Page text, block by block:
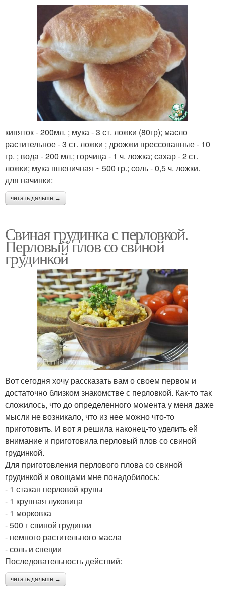
кипяток - 200мл. ; мука - 3 ст. ложки (80гр); масло
растительное - 3 ст. ложки ; дрожжи прессованные - 10
гр. ; вода - 200 мл.; горчица - 1 ч. ложка; сахар - 2 ст.
ложки; мука пшеничная ~ 500 гр.; соль - 0,5 ч. ложки.
для начинки:
читать дальше →
Свиная грудинка с перловкой.
Перловый плов со свиной
грудинкой
Вот сегодня хочу рассказать вам о своем первом и
достаточно близком знакомстве с перловкой. Как-то так
сложилось, что до определенного момента у меня даже
мысли не возникало, что из нее можно что-то
приготовить. И вот я решила наконец-то уделить ей
внимание и приготовила перловый плов со свиной
грудинкой.
Для приготовления перлового плова со свиной
грудинкой и овощами мне понадобилось:
- 1 стакан перловой крупы
- 1 крупная луковица
- 1 морковка
- 500 г свиной грудинки
- немного растительного масла
- соль и специи
Последовательность действий:
читать дальше →